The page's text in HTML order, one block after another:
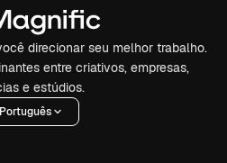
direcionar seu melhor trabalho.
entre criativos, empresas,
e estúdios.
Português